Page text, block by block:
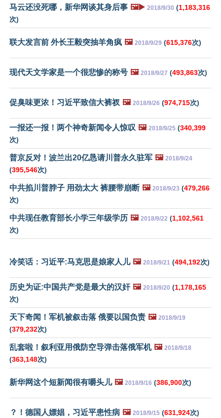
马云还没死哪，新华网谈其身后事 🖼️▶️ 2018/9/30 (1,183,316
次)
联大发言前 外长王毅突抽羊角疯 🖼️ 2018/9/29 (615,376次)
现代天文学家是一个很悲惨的称号 🖼️ 2018/9/27 (493,863次)
促臭味更浓！习近平致信大裤衩 🖼️ 2018/9/26 (974,715次)
一报还一报！两个神奇新闻令人惊叹 🖼️ 2018/9/25 (340,399
次)
普京反对！波兰出20亿恳请川普永久驻军 🖼️ 2018/9/24
(395,546次)
中共掐川普脖子 用劲太大 裤腰带崩断 🖼️ 2018/9/23 (479,266
次)
中共现任教育部长小学三年级学历 🖼️ 2018/9/22 (1,102,561
次)
冷笑话：习近平:马克思是娘家人儿 🖼️ 2018/9/21 (494,192次)
历史为证:中国共产党是最大的汉奸 🖼️ 2018/9/20 (1,178,165
次)
天下奇闻！军机被叙击落 俄要以国负责 🖼️ 2018/9/19
(379,232次)
乱套啦！叙利亚用俄防空导弹击落俄军机 🖼️ 2018/9/18
(363,148次)
新华网这个短新闻很有嚼头儿 🖼️ 2018/9/16 (386,900次)
？！德国人嫖娼，习近平患性病 🖼️ 2018/9/15 (631,924次)